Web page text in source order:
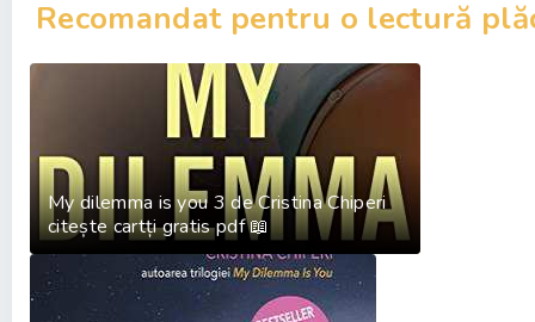
Recomandat pentru o lectură
My dilemma is you 3 de Cristina Chiperi
citește cartți gratis pdf 📖